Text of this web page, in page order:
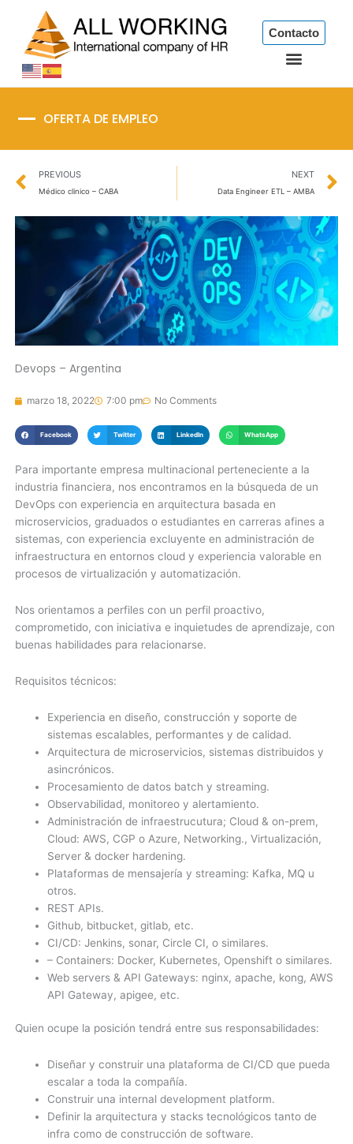
contenido
Contacto
OFERTA DE EMPLEO
Prev
PREVIOUS
Médico clinico – CABA
NEXT
Data Engineer ETL – AMBA
Devops – Argentina
marzo 18, 2022 7:00 pm No Comments
Facebook Twitter LinkedIn WhatsApp
Para importante empresa multinacional perteneciente a la
industria financiera, nos encontramos en la búsqueda de un
DevOps con experiencia en arquitectura basada en
microservicios, graduados o estudiantes en carreras afines a
sistemas, con experiencia excluyente en administración de
infraestructura en entornos cloud y experiencia valorable en
procesos de virtualización y automatización.
Nos orientamos a perfiles con un perfil proactivo,
comprometido, con iniciativa e inquietudes de aprendizaje, con
buenas habilidades para relacionarse.
Requisitos técnicos:
Experiencia en diseño, construcción y soporte de
sistemas escalables, performantes y de calidad.
Arquitectura de microservicios, sistemas distribuidos y
asincrónicos.
Procesamiento de datos batch y streaming.
Observabilidad, monitoreo y alertamiento.
Administración de infraestrucutura; Cloud & on-prem,
Cloud: AWS, CGP o Azure, Networking., Virtualización,
Server & docker hardening.
Plataformas de mensajería y streaming: Kafka, MQ u
otros.
REST APIs.
Github, bitbucket, gitlab, etc.
CI/CD: Jenkins, sonar, Circle CI, o similares.
– Containers: Docker, Kubernetes, Openshift o similares.
Web servers & API Gateways: nginx, apache, kong, AWS
API Gateway, apigee, etc.
Quien ocupe la posición tendrá entre sus responsabilidades:
Diseñar y construir una plataforma de CI/CD que pueda
escalar a toda la compañía.
Construir una internal development platform.
Definir la arquitectura y stacks tecnológicos tanto de
infra como de construcción de software.